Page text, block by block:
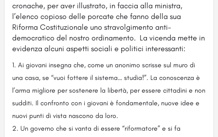
cronache, per aver illustrato, in faccia alla ministra,
l’elenco copioso delle porcate che fanno della sua
Riforma Costituzionale uno stravolgimento anti-
democratico del nostro ordinamento. La vicenda mette in
evidenza alcuni aspetti sociali e politici interessanti:
Ai giovani insegna che, come un anonimo scrisse sul muro di
una casa, se “vuoi fottere il sistema… studia!”. La conoscenza è
l’arma migliore per sostenere la libertà, per essere cittadini e non
sudditi. Il confronto con i giovani è fondamentale, nuove idee e
nuovi punti di vista nascono da loro.
Un governo che si vanta di essere “riformatore” e si fa